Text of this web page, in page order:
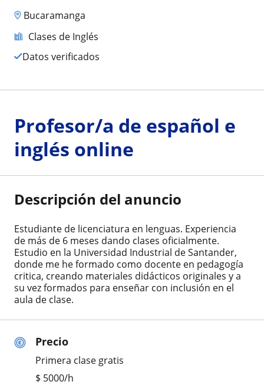
Bucaramanga
Clases de Inglés
Datos verificados
Precio
Primera clase gratis
$ 5000/h
Profesor/a de español e
inglés online
Descripción del anuncio
Estudiante de licenciatura en lenguas. Experiencia
de más de 6 meses dando clases oficialmente.
Estudio en la Universidad Industrial de Santander,
donde me he formado como docente en pedagogía
critica, creando materiales didácticos originales y a
su vez formados para enseñar con inclusión en el
aula de clase.